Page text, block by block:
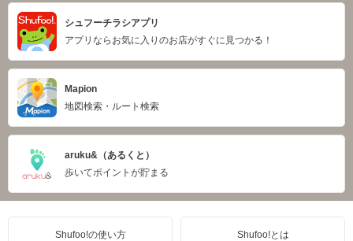
シュフーチラシアプリ
アプリならお気に入りのお店がすぐに見つかる！
Mapion
地図検索・ルート検索
aruku&（あるくと）
歩いてポイントが貯まる
Shufoo!の使い方 Shufoo!とは